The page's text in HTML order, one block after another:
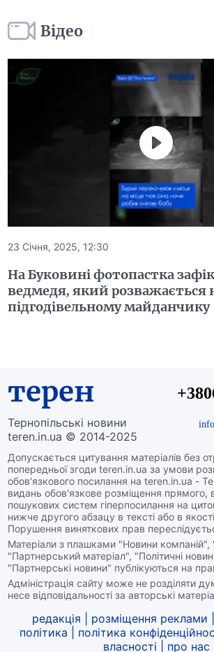
Відео
23 Січня, 2025, 12:30
На Буковині фотопастка
ведмедя, який розважається
підгодівельному майданчику
терен
Тернопільські новини
teren.in.ua © 2014-2025
Допускається цитування матеріалів без
попередньої згоди teren.in.ua за умови
обов'язкового посилання на teren.in.ua -
видань обов'язкове розміщення прямого,
пошукових систем гіперпосилання на
нижче другого абзацу в тексті або в
Порушення виняткових прав
Матеріали з плашками "Новини
"Партнерський матеріал", "Політичні
"Партнерські новини" публікуються на
Адміністрація сайту може не розділяти
несе відповідальності за авторські
редакція розміщення реклами
політика
політика
власності
про нас